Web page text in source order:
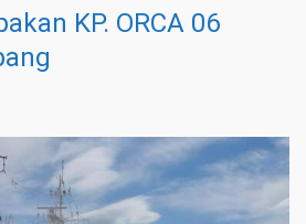
KP. ORCA 06